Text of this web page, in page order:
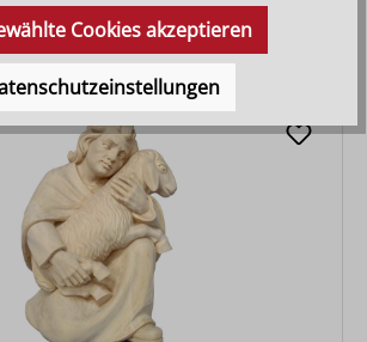
Cookies akzeptieren